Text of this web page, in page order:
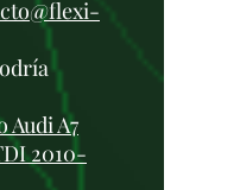
A7
2010-